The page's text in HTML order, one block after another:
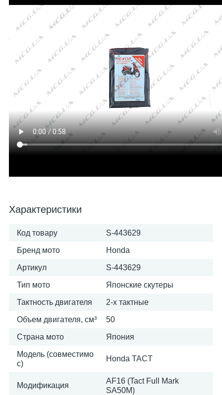
Характеристики
Код товару S-443629
Бренд мото Honda
Артикул S-443629
Тип мото Японские скутеры
Тактность двигателя 2-х тактные
Объем двигателя, см³ 50
Страна мото Япония
Модель (совместимо
с)
Honda TACT
Модификация
AF16 (Tact Full Mark
SA50M)